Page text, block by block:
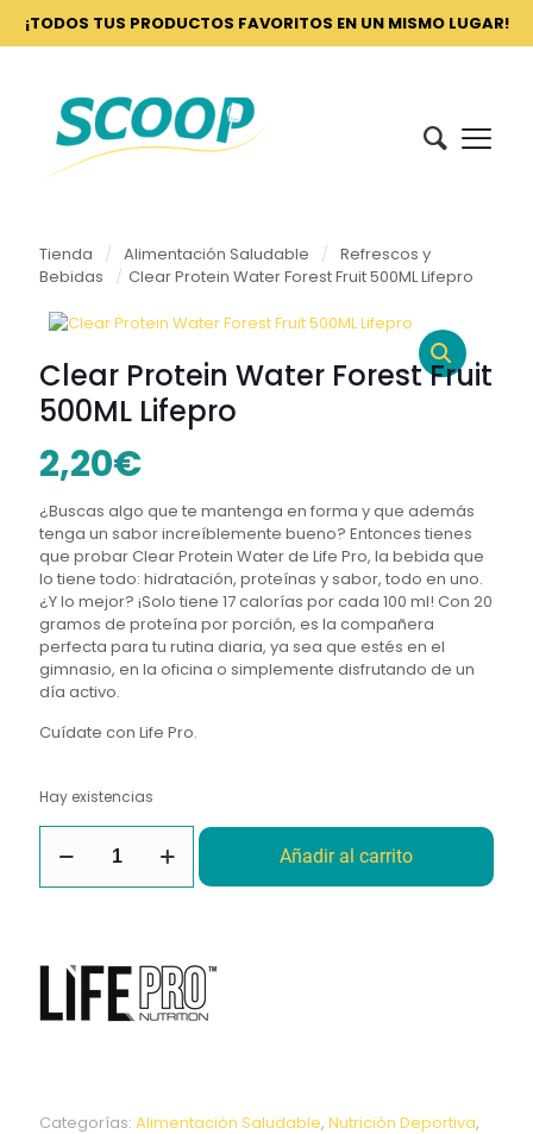
¡TODOS TUS PRODUCTOS FAVORITOS EN UN MISMO LUGAR!
Tienda / Alimentación Saludable / Refrescos y
Bebidas
/ Clear Protein Water Forest Fruit 500ML Lifepro
Clear Protein Water Forest Fruit
500ML Lifepro
2,20€
¿Buscas algo que te mantenga en forma y que además
tenga un sabor increíblemente bueno? Entonces tienes
que probar Clear Protein Water de Life Pro, la bebida que
lo tiene todo: hidratación, proteínas y sabor, todo en uno.
¿Y lo mejor? ¡Solo tiene 17 calorías por cada 100 ml! Con 20
gramos de proteína por porción, es la compañera
perfecta para tu rutina diaria, ya sea que estés en el
gimnasio, en la oficina o simplemente disfrutando de un
día activo.
Cuídate con Life Pro.
Hay existencias
Protein
Water
Lifepro
cantidad
Añadir al carrito
Categorías: Alimentación Saludable, Nutrición Deportiva,